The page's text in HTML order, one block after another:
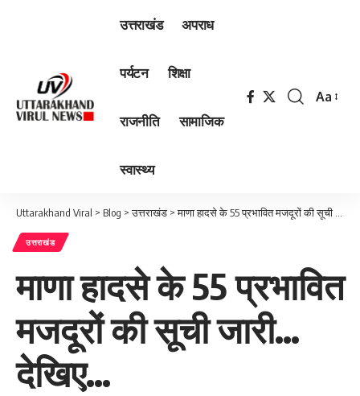
उत्तराखंड अपराध
पर्यटन शिक्षा
राजनीति सामाजिक
स्वास्थ्य
Font
Aa
Uttarakhand Viral > Blog >उत्तराखंड >माणा हादसे के 55 प्रभावित मजदूरों की सूची जारी…देखिए…
उत्तराखंड
माणा हादसे के 55 प्रभावित
मजदूरों की सूची जारी…
देखिए…